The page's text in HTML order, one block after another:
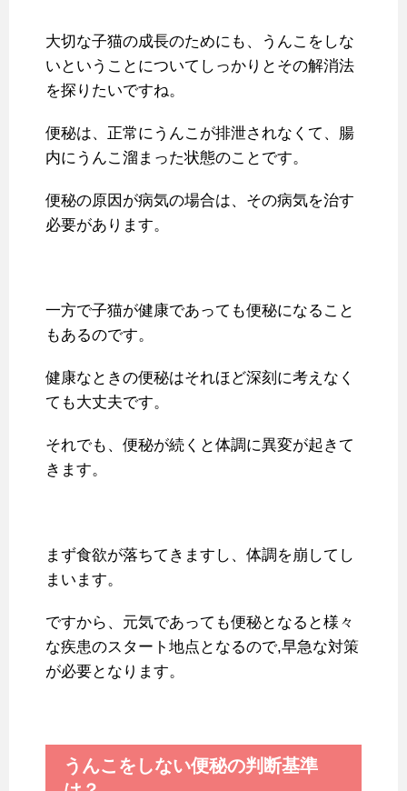
大切な子猫の成長のためにも、うんこをしな
いということについてしっかりとその解消法
を探りたいですね。
便秘は、正常にうんこが排泄されなくて、腸
内にうんこ溜まった状態のことです。
便秘の原因が病気の場合は、その病気を治す
必要があります。
一方で子猫が健康であっても便秘になること
もあるのです。
健康なときの便秘はそれほど深刻に考えなく
ても大丈夫です。
それでも、便秘が続くと体調に異変が起きて
きます。
まず食欲が落ちてきますし、体調を崩してし
まいます。
ですから、元気であっても便秘となると様々
な疾患のスタート地点となるので,早急な対策
が必要となります。
うんこをしない便秘の判断基準